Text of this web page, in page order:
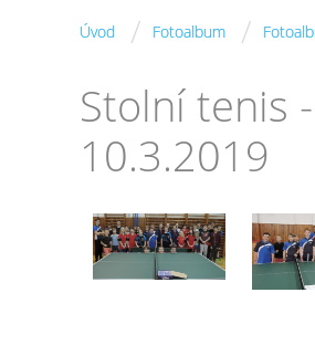
Úvod / Fotoalbum /
Stolní tenis
10.3.2019